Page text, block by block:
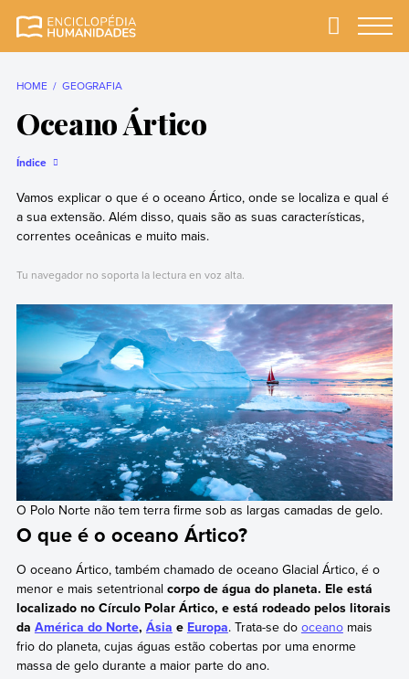
completa e mais
Primary
HOME GEOGRAFIA
Oceano Ártico
Índice
Vamos explicar o que é o oceano Ártico, onde se localiza e qual é
a sua extensão. Além disso, quais são as suas características,
correntes oceânicas e muito mais.
Tu navegador no soporta la lectura en voz alta.
O Polo Norte não tem terra firme sob as largas camadas de gelo.
O que é o oceano Ártico?
O oceano Ártico, também chamado de oceano Glacial Ártico, é o
menor e mais setentrional corpo de água do planeta. Ele está
localizado no Círculo Polar Ártico, e está rodeado pelos litorais
da América do Norte, Ásia e Europa. Trata-se do oceanomais
frio do planeta, cujas águas estão cobertas por uma enorme
massa de gelo durante a maior parte do ano.